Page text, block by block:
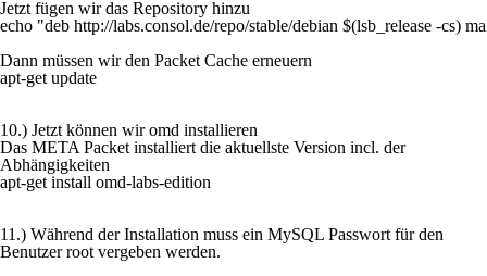
Jetzt fügen wir das Repository hinzu
echo "deb http://labs.consol.de/repo/stable/debian $(lsb_release -cs)
Dann müssen wir den Packet Cache erneuern
apt-get update
10.) Jetzt können wir omd installieren
Das META Packet installiert die aktuellste Version incl. der
Abhängigkeiten
apt-get install omd-labs-edition
11.) Während der Installation muss ein MySQL Passwort für den
Benutzer root vergeben werden.